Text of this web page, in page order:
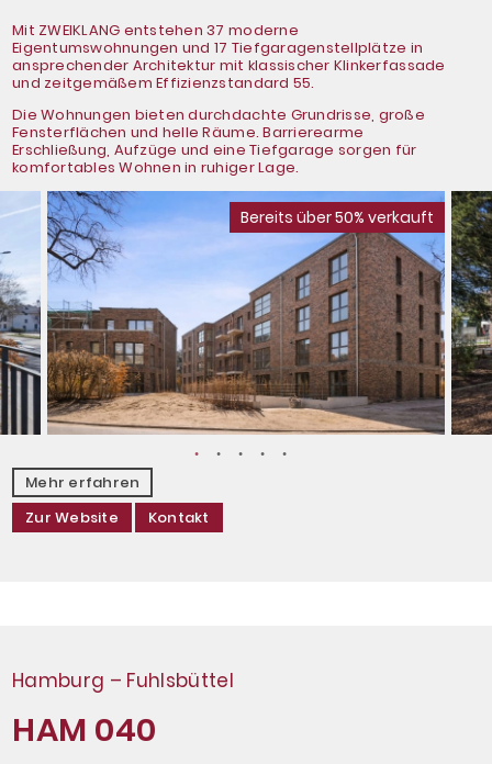
Mit ZWEIKLANG entstehen 37 moderne
Eigentumswohnungen und 17 Tiefgaragenstellplätze in
ansprechender Architektur mit klassischer Klinkerfassade
und zeitgemäßem Effizienzstandard 55.
Die Wohnungen bieten durchdachte Grundrisse, große
Fensterflächen und helle Räume. Barrierearme
Erschließung, Aufzüge und eine Tiefgarage sorgen für
komfortables Wohnen in ruhiger Lage.
Bereits über 50% verkauft
Mehr erfahren
Zur Website
Kontakt
Hamburg – Fuhlsbüttel
HAM 040